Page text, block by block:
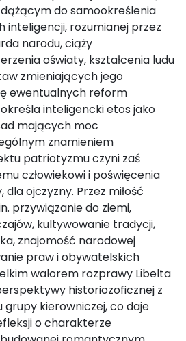
do samookreślenia
inteligencji, rozumianej przez
narodu, ciąży
oświaty, kształcenia ludu
zmieniających jego
ewentualnych reform
inteligencki etos jako
mających moc
znamieniem
patriotyzmu czyni zaś
człowiekowi i poświęcenia
ojczyzny. Przez miłość
przywiązanie do ziemi,
kultywowanie tradycji,
znajomość narodowej
praw i obywatelskich
walorem rozprawy Libelta
historiozoficznej z
kierowniczej, co daje
o charakterze